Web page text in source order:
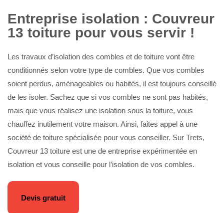
Entreprise isolation : Couvreur
13 toiture pour vous servir !
Les travaux d’isolation des combles et de toiture vont être
conditionnés selon votre type de combles. Que vos combles
soient perdus, aménageables ou habités, il est toujours conseillé
de les isoler. Sachez que si vos combles ne sont pas habités,
mais que vous réalisez une isolation sous la toiture, vous
chauffez inutilement votre maison. Ainsi, faites appel à une
société de toiture spécialisée pour vous conseiller. Sur Trets,
Couvreur 13 toiture est une de entreprise expérimentée en
isolation et vous conseille pour l’isolation de vos combles.
Devis gratuit